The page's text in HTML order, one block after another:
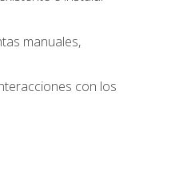
manuales,
con los